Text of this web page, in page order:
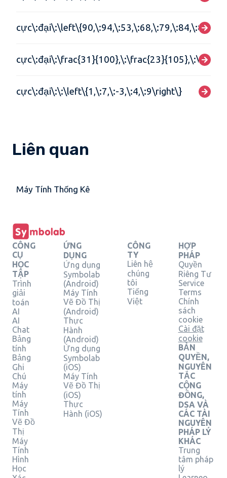
cực\:đại\:\:\left\{1,\:7,\:-3,\:4,\:9\right\}
Liên quan
Máy Tính Thống Kê
CÔNG
CỤ
HỌC
TẬP
Trình
giải
toán
AI
AI
Chat
Bảng
tính
Bảng
Ghi
Chú
Máy
tính
Máy
Tính
Vẽ Đồ
Thị
Máy
Tính
Hình
Học
ỨNG
DỤNG
Ứng dụng
Symbolab
(Android)
Máy Tính
Vẽ Đồ Thị
(Android)
Thực
Hành
(Android)
Ứng dụng
Symbolab
(iOS)
Máy Tính
Vẽ Đồ Thị
(iOS)
Thực
Hành (iOS)
CÔNG
TY
Liên hệ
chúng
tôi
Tiếng
Việt
HỢP
PHÁP
Quyền
Riêng Tư
Service
Terms
Chính
sách
cookie
Cài đặt
cookie
BẢN
QUYỀN,
NGUYÊN
TẮC
CỘNG
ĐỒNG,
DSA VÀ
CÁC TÀI
NGUYÊN
PHÁP LÝ
KHÁC
Trung
tâm pháp
lý